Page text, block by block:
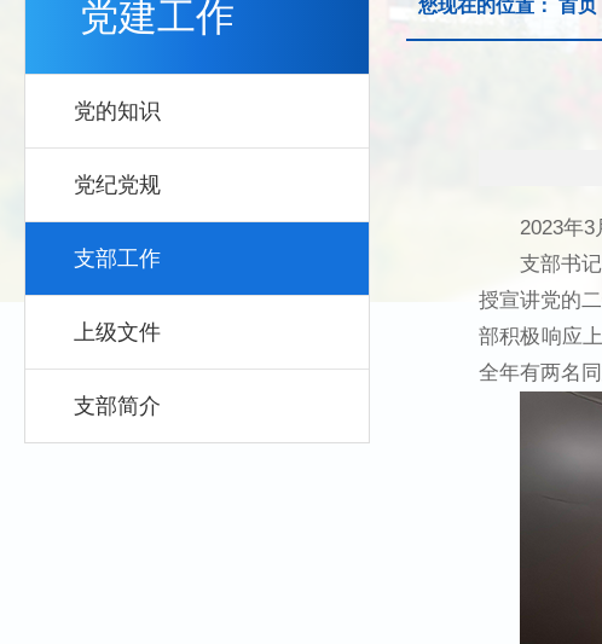
党建工作
党的知识
党纪党规
支部工作
上级文件
支部简介
您现在的位置： 首页
2023年3
支部书
授宣讲党的
部积极响应
全年有两名